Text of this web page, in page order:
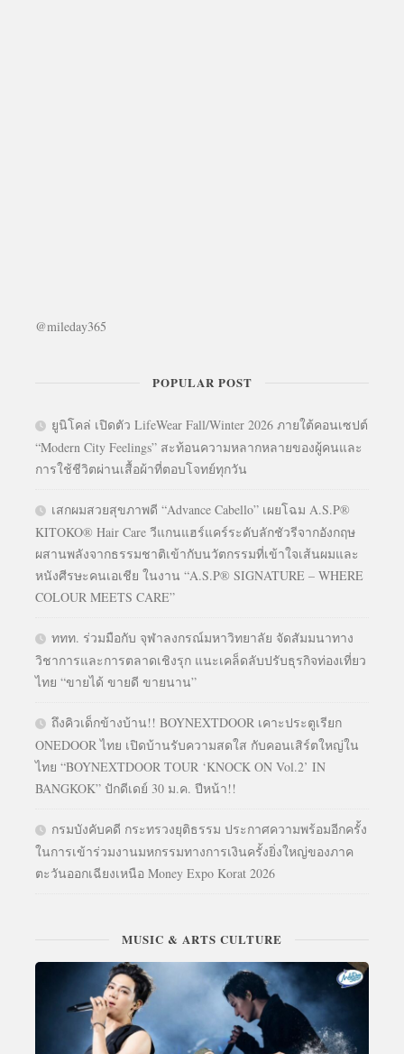
@mileday365
POPULAR POST
ยูนิโคล่ เปิดตัว LifeWear Fall/Winter 2026 ภายใต้คอนเซปต์
“Modern City Feelings” สะท้อนความหลากหลายของผู้คนและ
การใช้ชีวิตผ่านเสื้อผ้าที่ตอบโจทย์ทุกวัน
เสกผมสวยสุขภาพดี “Advance Cabello” เผยโฉม A.S.P®
KITOKO® Hair Care วีแกนแฮร์แคร์ระดับลักชัวรีจากอังกฤษ
ผสานพลังจากธรรมชาติเข้ากับนวัตกรรมที่เข้าใจเส้นผมและ
หนังศีรษะคนเอเชีย ในงาน “A.S.P® SIGNATURE – WHERE
COLOUR MEETS CARE”
ททท. ร่วมมือกับ จุฬาลงกรณ์มหาวิทยาลัย จัดสัมมนาทาง
วิชาการและการตลาดเชิงรุก แนะเคล็ดลับปรับธุรกิจท่องเที่ยว
ไทย “ขายได้ ขายดี ขายนาน”
ถึงคิวเด็กข้างบ้าน!! BOYNEXTDOOR เคาะประตูเรียก
ONEDOOR ไทย เปิดบ้านรับความสดใส กับคอนเสิร์ตใหญ่ใน
ไทย “BOYNEXTDOOR TOUR ‘KNOCK ON Vol.2’ IN
BANGKOK” ปักดีเดย์ 30 ม.ค. ปีหน้า!!
กรมบังคับคดี กระทรวงยุติธรรม ประกาศความพร้อมอีกครั้ง
ในการเข้าร่วมงานมหกรรมทางการเงินครั้งยิ่งใหญ่ของภาค
ตะวันออกเฉียงเหนือ Money Expo Korat 2026
MUSIC & ARTS CULTURE